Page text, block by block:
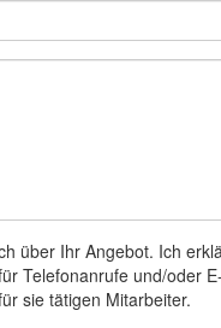
über Ihr Angebot. Ich
Telefonanrufe und/oder
sie tätigen Mitarbeiter.